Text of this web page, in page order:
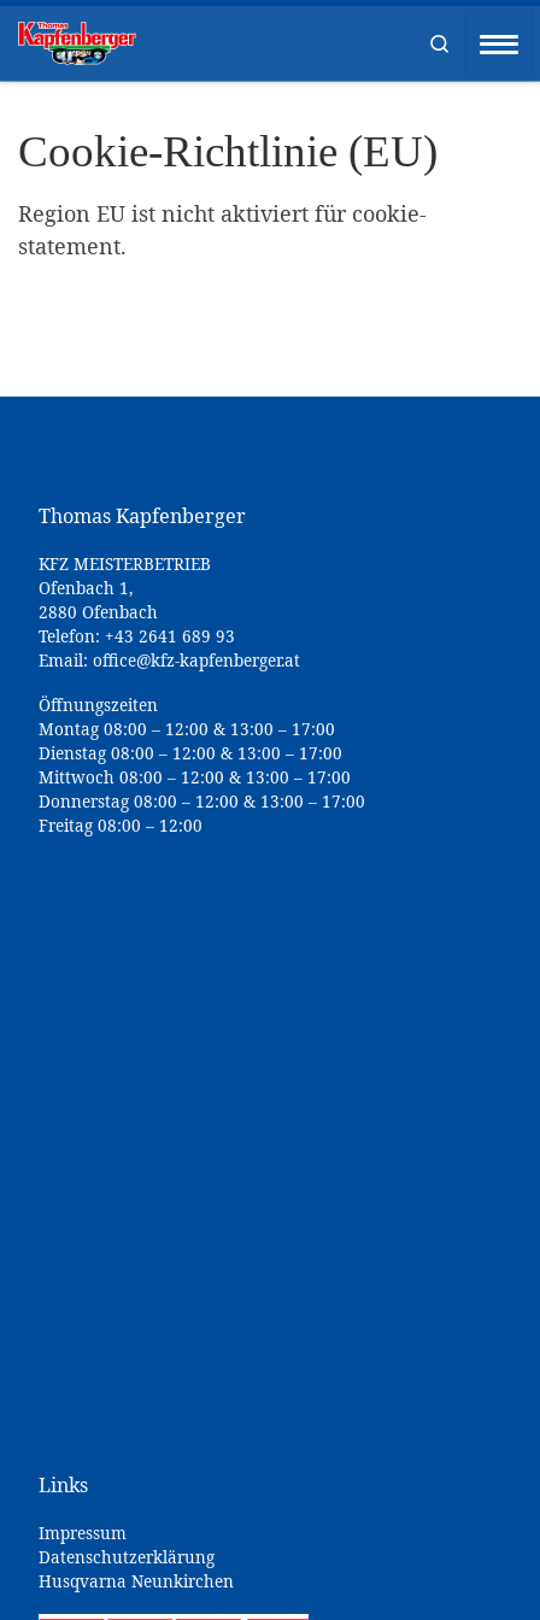
Zum Inhalt springen
Search
Cookie-Richtlinie (EU)
Region EU ist nicht aktiviert für cookie-
statement.
Thomas Kapfenberger
KFZ MEISTERBETRIEB
Ofenbach 1,
2880 Ofenbach
Telefon: +43 2641 689 93
Email: office@kfz-kapfenberger.at
Öffnungszeiten
Montag 08:00 – 12:00 & 13:00 – 17:00
Dienstag 08:00 – 12:00 & 13:00 – 17:00
Mittwoch 08:00 – 12:00 & 13:00 – 17:00
Donnerstag 08:00 – 12:00 & 13:00 – 17:00
Freitag 08:00 – 12:00
Links
Impressum
Datenschutzerklärung
Husqvarna Neunkirchen